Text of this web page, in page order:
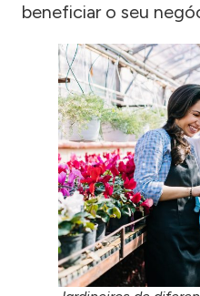
beneficiar o seu